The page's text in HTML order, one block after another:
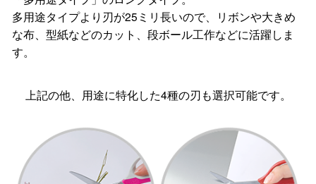
多用途タイプより刃が25ミリ長いので、リボンや大きめ
な布、型紙などのカット、段ボール工作などに活躍しま
す。
上記の他、用途に特化した4種の刃も選択可能です。